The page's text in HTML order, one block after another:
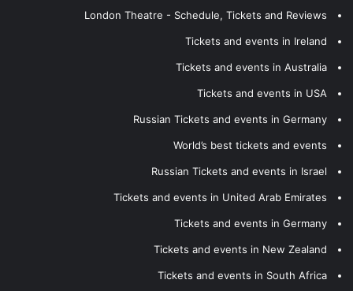
London Theatre - Schedule, Tickets and Reviews
Tickets and events in Ireland
Tickets and events in Australia
Tickets and events in USA
Russian Tickets and events in Germany
World’s best tickets and events
Russian Tickets and events in Israel
Tickets and events in United Arab Emirates
Tickets and events in Germany
Tickets and events in New Zealand
Tickets and events in South Africa